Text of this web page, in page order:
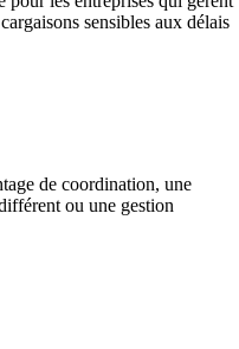
sensibles aux délais
de coordination, une
ou une gestion